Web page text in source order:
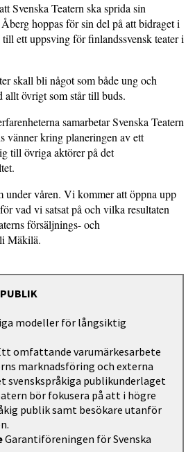
Svenska Teatern ska sprida sin
hoppas för sin del på att bidraget i
ett uppsving för finlandssvensk teater i
skall bli något som både ung och
allt övrigt som står till buds.
samarbetar Svenska Teatern
vänner kring planeringen av ett
till övriga aktörer på det
under våren. Vi kommer att öppna upp
vad vi satsat på och vilka resultaten
försäljnings- och
Mäkilä.
modeller för långsiktig
omfattande varumärkesarbete
marknadsföring och externa
svenskspråkiga publikunderlaget
bör fokusera på att i högre
publik samt besökare utanför
Garantiföreningen för Svenska